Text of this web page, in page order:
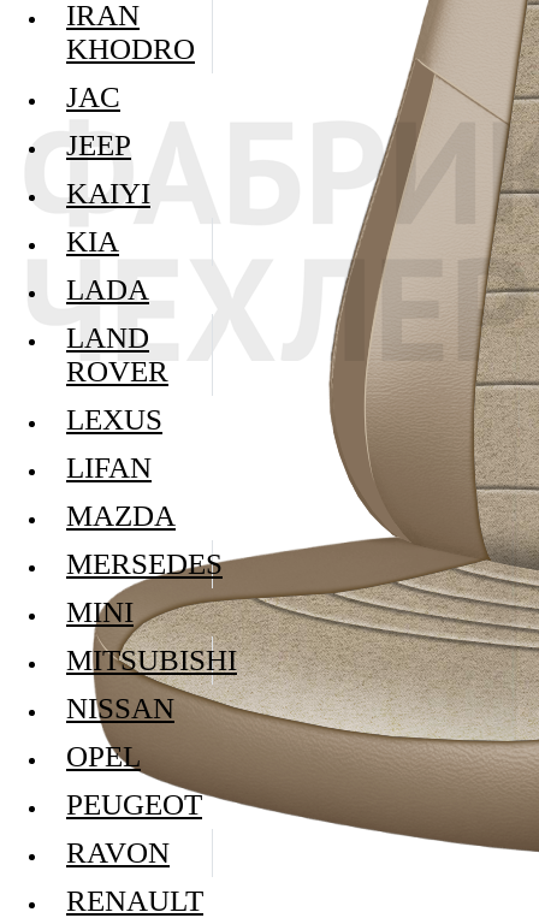
IRAN
KHODRO
JAC
JEEP
KAIYI
KIA
LADA
LAND
ROVER
LEXUS
LIFAN
MAZDA
MERSEDES
MINI
MITSUBISHI
NISSAN
OPEL
PEUGEOT
RAVON
RENAULT